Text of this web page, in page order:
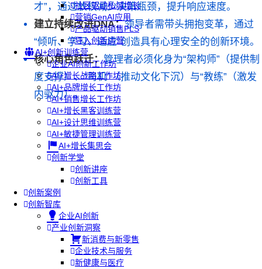
社区驱动私域增长
营销GenAI应用
产品驱动销售PLS
导入创新运营
AI+创新训练营
企业AI创新工作坊
AI+增长战略工作坊
AI+品牌增长工作坊
AI+销售增长工作坊
AI+增长黑客训练营
AI+设计思维训练营
AI+敏捷管理训练营
AI+增长集思会
创新学堂
创新讲座
创新工具
创新案例
创新智库
企业AI创新
产业创新洞察
新消费与新零售
企业技术与服务
新健康与医疗
才”，通过放权减少决策瓶颈，提升响应速度。
建立持续改进DNA：领导者需带头拥抱变革，通过
“倾听、学习、适应”创造具有心理安全的创新环境。
核心角色跃迁：管理者必须化身为“架构师”（提供制
度支撑）、“司机”（推动文化下沉）与“教练”（激发
内驱力）。